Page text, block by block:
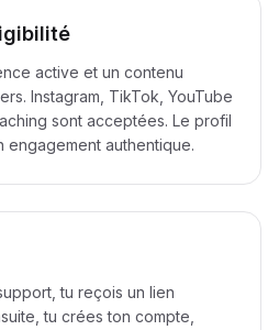
active et un contenu
Instagram, TikTok, YouTube
sont acceptées. Le profil
authentique.
tu reçois un lien
tu crées ton compte,